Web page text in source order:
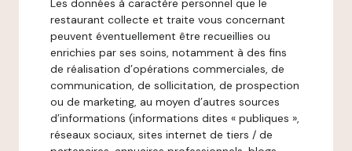
Les données à caractère personnel que le
restaurant collecte et traite vous concernant
peuvent éventuellement être recueillies ou
enrichies par ses soins, notamment à des fins
de réalisation d’opérations commerciales, de
communication, de sollicitation, de prospection
ou de marketing, au moyen d’autres sources
d’informations (informations dites « publiques »,
réseaux sociaux, sites internet de tiers / de